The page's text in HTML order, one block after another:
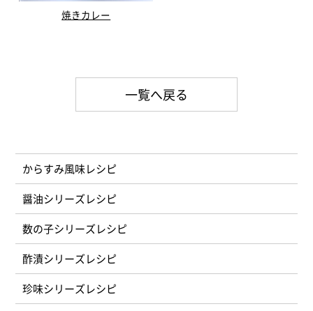
焼きカレー
一覧へ戻る
からすみ風味
醤油シリーズ
数の子シリーズ
酢漬シリーズ
珍味シリーズ